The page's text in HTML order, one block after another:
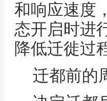
和响应速度
态开启时进
降低迁徙过
迁都前的